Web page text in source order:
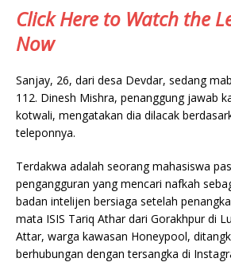
Click Here to Watch the
Now
Sanjay, 26, dari desa Devdar, sedang
112. Dinesh Mishra, penanggung jawab
kotwali, mengatakan dia dilacak
teleponnya.
Terdakwa adalah seorang mahasiswa
pengangguran yang mencari nafkah
badan intelijen bersiaga setelah
mata ISIS Tariq Athar dari Gorakhpur di
Attar, warga kawasan Honeypool,
berhubungan dengan tersangka di